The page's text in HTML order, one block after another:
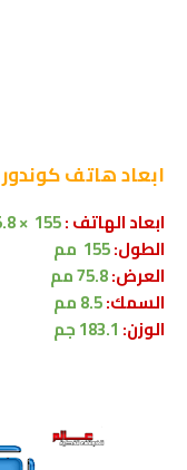
ابعادهاتف كوندور Condor Plume P8 pro
ابعاد الهاتف :155 × 75.8 × 8.5 ملم
الطول:155 مم
العرض:
السمك:8.5 مم
الوزن: